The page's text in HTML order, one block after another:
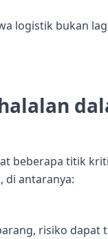
logistik bukan
beberapa titik
di antaranya:
risiko